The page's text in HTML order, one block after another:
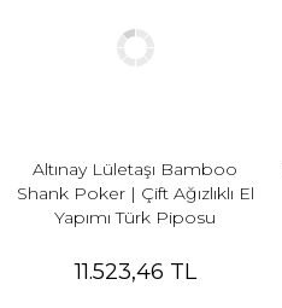
Altınay Lületaşı Bamboo
Shank Poker | Çift Ağızlıklı El
Yapımı Türk Piposu
11.523,46 TL